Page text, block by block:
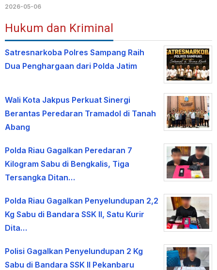
2026-05-06
Hukum dan Kriminal
Satresnarkoba Polres Sampang Raih
Dua Penghargaan dari Polda Jatim
Wali Kota Jakpus Perkuat Sinergi
Berantas Peredaran Tramadol di Tanah
Abang
Polda Riau Gagalkan Peredaran 7
Kilogram Sabu di Bengkalis, Tiga
Tersangka Ditan…
Polda Riau Gagalkan Penyelundupan 2,2
Kg Sabu di Bandara SSK II, Satu Kurir
Dita…
Polisi Gagalkan Penyelundupan 2 Kg
Sabu di Bandara SSK II Pekanbaru